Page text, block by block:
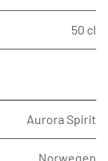
50 cl
Aurora Spirit
Norwegen